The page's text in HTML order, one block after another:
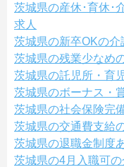
茨城県の産休･育休･
求人
茨城県の新卒OKの介
茨城県の残業少なめ
茨城県の託児所・育
茨城県のボーナス・
茨城県の社会保険完
茨城県の交通費支給
茨城県の退職金制度
茨城県の4月入職可の